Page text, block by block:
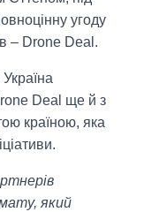
угоду
– Drone Deal.
Deal ще й з
країною, яка
який